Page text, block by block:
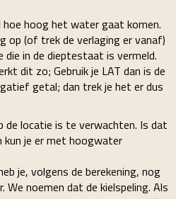
hoe hoog het water gaat komen.
op (of trek de verlaging er vanaf)
die in de dieptestaat is vermeld.
dit zo; Gebruik je LAT dan is de
getal; dan trek je het er dus
de locatie is te verwachten. Is dat
kun je er met hoogwater
je, volgens de berekening, nog
noemen dat de kielspeling. Als